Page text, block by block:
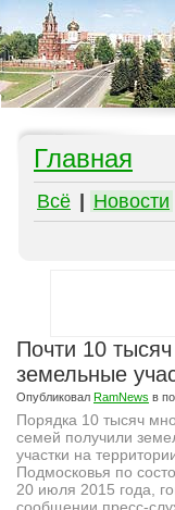
Главная
Всё Новости
Почти 10
земельные
Опубликовал RamNews в
Порядка 10 тысяч
семей получили
участки на
Подмосковья по
20 июля 2015 года,